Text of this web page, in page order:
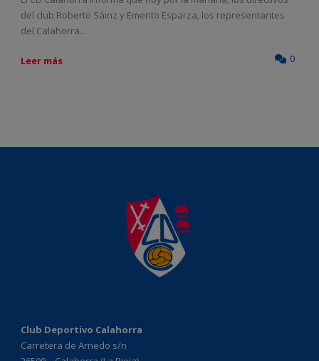
del club Roberto Sáinz y Emerito Esparza, los representantes
del Calahorra...
Leer más 0
Club Deportivo Calahorra
Carretera de Arnedo s/n